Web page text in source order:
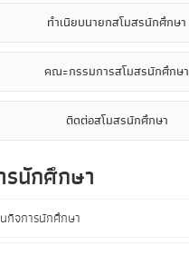
ทำเนียบนายกสโมสรนักศึกษา
คณะกรรมการสโมสรนักศึกษา
ติดต่อสโมสรนักศึกษา
รนักศึกษา
กิจการนักศึกษา